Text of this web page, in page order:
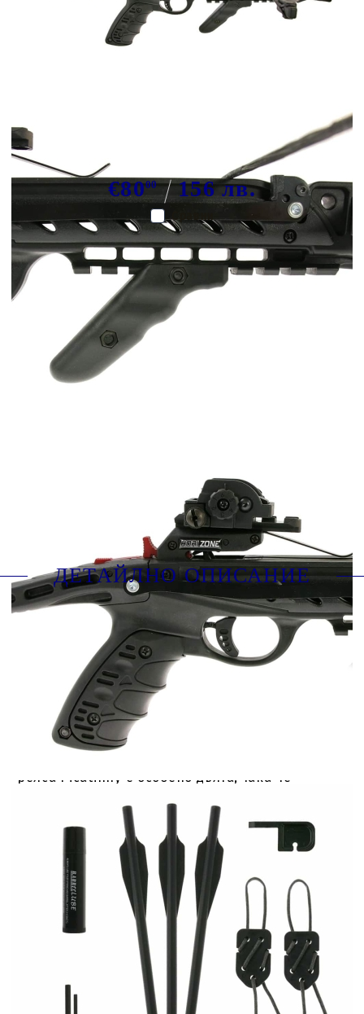
Share Tweet
€8000 156 лв.
Мощност за зареждане:
80 паунда
Скорост на стрелката:
230 fps
Модел:
-
Дължина на стрелката:
6.5 inch (16.5 cm)
L01_112961-1036
Сравни
ДЕТАЙЛНО ОПИСАНИЕ
С Redback, HORI-ZONE предлага малък и
компактен пистолетен арбалет, който веднага
ви убеждава. Използваната пластмаса и
пресованият лък от фибростъкло правят
арбалета особено лек и лесен за боравене.
Ергономичната пистолетна ръкохватка и
регулируемата предна ръкохватка осигуряват
оптимално приспособяване към стрелеца и
релса Picatinny е особено дълга, така че
Redback е подсилен от задната скоба. За да
направите това, просто освободете
предпазителя и натиснете дръжката надолу.
След това връвта се изтегля назад и се затяга.
За да предпази арбалета от случайно
задействане или пропуски, той има двойно
предпазно устройство: първо, класическо
предпазно устройство срещу пропуски в
стрелящия блок и второ, лоста за опъване,
който трябва да бъде захванат в
първоначалното си положение, за да стреля.
HORI-ZONE използва висококачествен кордаж